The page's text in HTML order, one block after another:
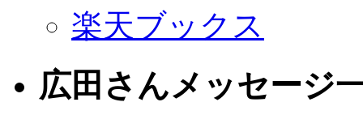
楽天ブックス
広田さんメッセージ